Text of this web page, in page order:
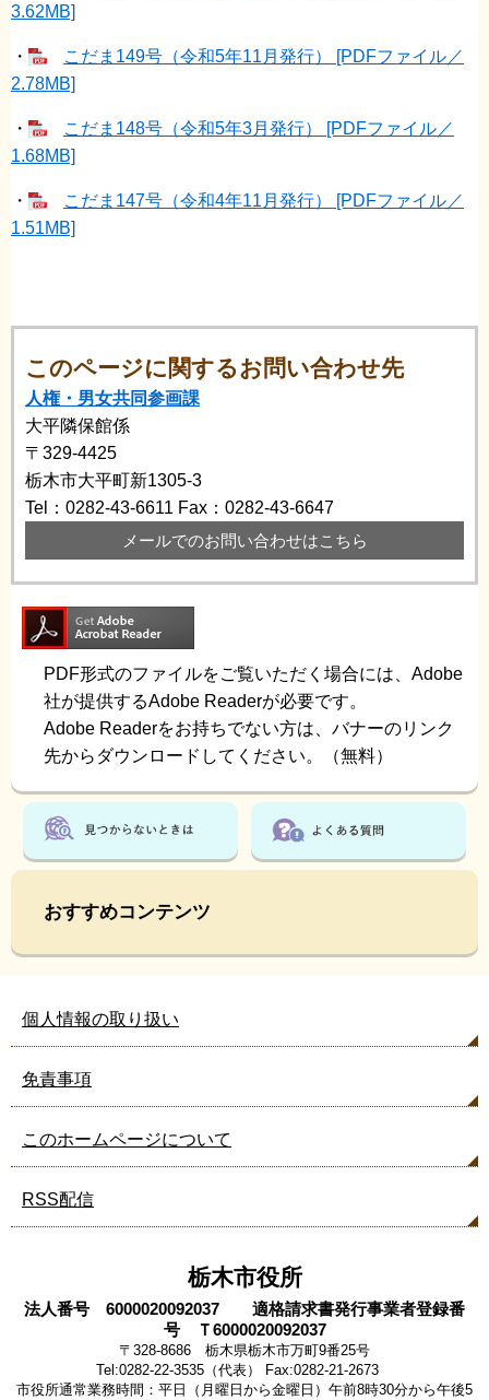
3.62MB]
・
こだま149号（令和5年11月発行） [PDFファイル／
2.78MB]
・
こだま148号（令和5年3月発行） [PDFファイル／
1.68MB]
・
こだま147号（令和4年11月発行） [PDFファイル／
1.51MB]
このページに関するお問い合わせ先
人権・男女共同参画課
大平隣保館係
〒329-4425
栃木市大平町新1305-3
Tel：0282-43-6611 Fax：0282-43-6647
メールでのお問い合わせはこちら
PDF形式のファイルをご覧いただく場合には、Adobe
社が提供するAdobe Readerが必要です。
Adobe Readerをお持ちでない方は、バナーのリンク
先からダウンロードしてください。（無料）
おすすめコンテンツ
個人情報の取り扱い
免責事項
このホームページについて
RSS配信
栃木市役所
法人番号 6000020092037 適格請求書発行事業者登録番
号 Ｔ6000020092037
〒328-8686 栃木県栃木市万町9番25号
Tel:0282-22-3535（代表） Fax:0282-21-2673
市役所通常業務時間：平日（月曜日から金曜日）午前8時30分から午後5